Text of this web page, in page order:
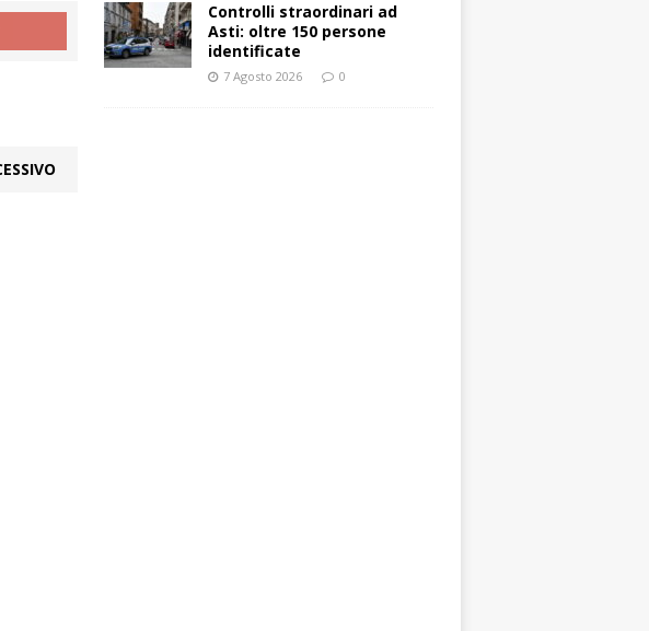
Controlli straordinari ad
Asti: oltre 150 persone
identificate
7 Agosto 2026 0